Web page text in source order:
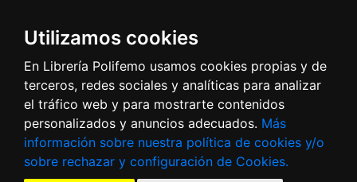
Utilizamos cookies
En Librería Polifemo usamos cookies propias y de
terceros, redes sociales y analíticas para analizar
el tráfico web y para mostrarte contenidos
personalizados y anuncios adecuados. Más
información sobre nuestra política de cookies y/o
sobre rechazar y configuración de Cookies.